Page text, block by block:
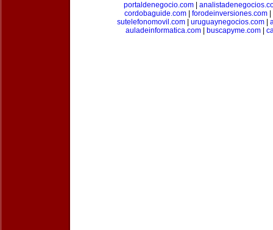
portaldenegocio.com|
cordobaguide.com
forodeinversiones.com
sutelefonomovil.com| uruguaynegocios.com|
auladeinformatica.com| buscapyme.com|